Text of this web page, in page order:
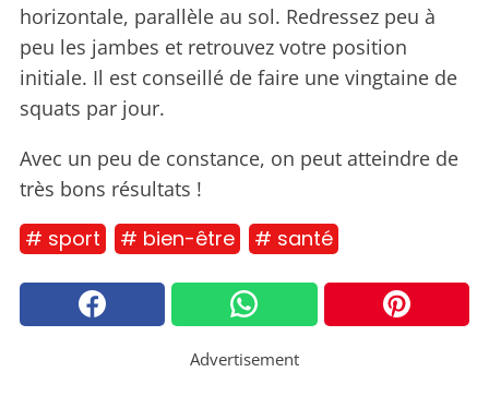
horizontale, parallèle au sol. Redressez peu à
peu les jambes et retrouvez votre position
initiale. Il est conseillé de faire une vingtaine de
squats par jour.
Avec un peu de constance, on peut atteindre de
très bons résultats !
# sport # bien-être # santé
Advertisement